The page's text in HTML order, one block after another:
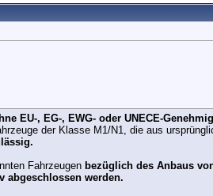
EU-, EG-, EWG- oder UNECE-
der Klasse M1/N1, die aus
Fahrzeugen bezüglich des Anbaus
abgeschlossen werden.